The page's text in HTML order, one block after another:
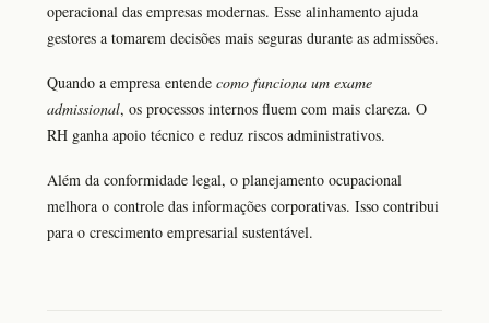
operacional das empresas modernas. Esse alinhamento ajuda
gestores a tomarem decisões mais seguras durante as admissões.
Quando a empresa entende como funciona um exame
admissional, os processos internos fluem com mais clareza. O
RH ganha apoio técnico e reduz riscos administrativos.
Além da conformidade legal, o planejamento ocupacional
melhora o controle das informações corporativas. Isso contribui
para o crescimento empresarial sustentável.